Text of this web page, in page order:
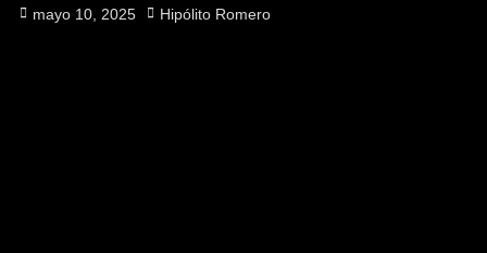
Publicado
mayo 10, 2025 Autor
Hipólito Romero